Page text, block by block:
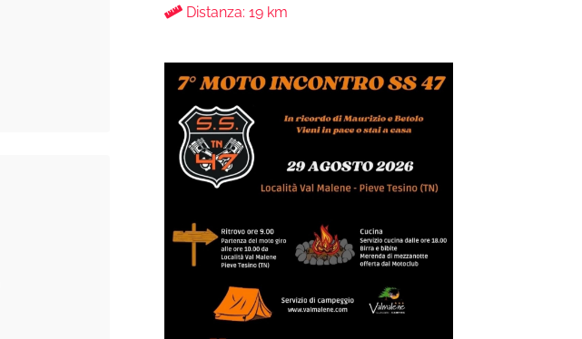
Distanza: 19 km